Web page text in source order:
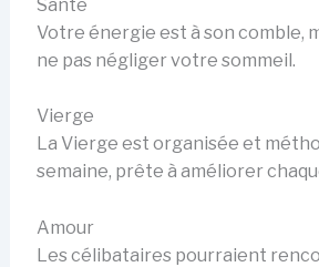
Santé
Votre énergie est à son comble,
ne pas négliger votre sommeil.
Vierge
La Vierge est organisée et
semaine, prête à améliorer
Amour
Les célibataires pourraient